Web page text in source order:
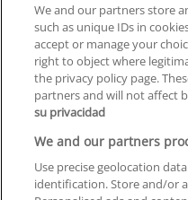
Política
We and our partners store
such as unique IDs in
accept or manage your
right to object where
the privacy policy page.
partners and will not affect
su privacidad
We and our partners
Use precise geolocation
identification. Store and/or